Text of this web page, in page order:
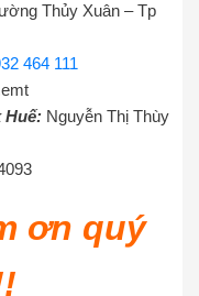
Thủy Xuân – Tp
464 111
Huế: Nguyễn Thị Thùy
ơn quý